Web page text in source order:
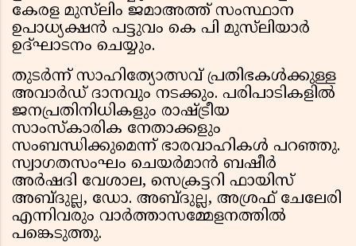
കേരള മുസ്‌ലിം ജമാഅത്ത് സംസ്ഥാന
ഉപാധ്യക്ഷൻ പട്ടുവം കെ പി മുസ്‌ലിയാർ
ഉദ്ഘാടനം ചെയ്യും.
തുടർന്ന് സാഹിത്യോത്സവ് പ്രതിഭകൾക്കുള്ള
അവാർഡ് ദാനവും നടക്കും. പരിപാടികളിൽ
ജനപ്രതിനിധികളും രാഷ്ട്രീയ
സാംസ്കാരിക നേതാക്കളും
സംബന്ധിക്കുമെന്ന് ഭാരവാഹികൾ പറഞ്ഞു.
സ്വാഗതസംഘം ചെയർമാൻ ബഷീർ
അർഷദി വേശാല, സെക്രട്ടറി ഫായിസ്
അബ്ദുല്ല, ഡോ. അബ്ദുല്ല, അശ്രഫ് ചേലേരി
എന്നിവരും വാർത്താസമ്മേളനത്തിൽ
പങ്കെടുത്തു.